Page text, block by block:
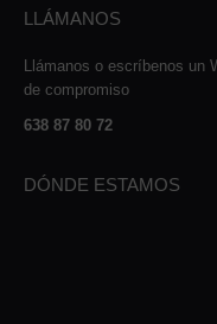
LLÁMANOS
Llámanos o escríbenos
de compromiso
638 87 80 72
DÓNDE ESTAMOS